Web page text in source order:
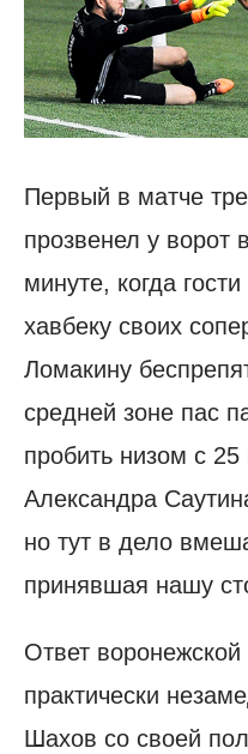
Первый в матче
прозвенел у ворот
минуте, когда
хавбеку своих
Ломакину
средней зоне пас
пробить низом с
Александра
но тут в дело
принявшая нашу
Ответ
практически
Шахов со своей